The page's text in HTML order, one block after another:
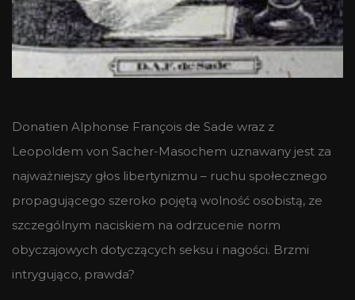
Donatien Alphonse François de Sade wraz z
Leopoldem von Sacher-Masochem uznawany jest za
najważniejszy głos libertynizmu – ruchu społecznego
propagującego szeroko pojętą wolność osobistą, ze
szczególnym naciskiem na odrzucenie norm
obyczajowych dotyczących seksu i nagości. Brzmi
intrygująco, prawda?